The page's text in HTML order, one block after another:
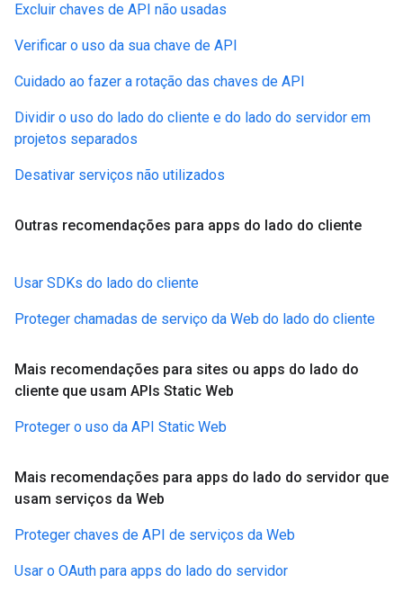
Excluir chaves de API não usadas
Verificar o uso da sua chave de API
Cuidado ao fazer a rotação das chaves de API
Dividir o uso do lado do cliente e do lado do servidor em
projetos separados
Desativar serviços não utilizados
Outras recomendações para apps do lado do cliente
Usar SDKs do lado do cliente
Proteger chamadas de serviço da Web do lado do cliente
Mais recomendações para sites ou apps do lado do
cliente que usam APIs Static Web
Proteger o uso da API Static Web
Mais recomendações para apps do lado do servidor que
usam serviços da Web
Proteger chaves de API de serviços da Web
Usar o OAuth para apps do lado do servidor